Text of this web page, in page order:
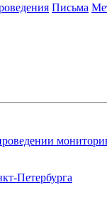
Письма
Петербурга